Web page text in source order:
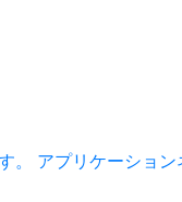
。 アプリケーション